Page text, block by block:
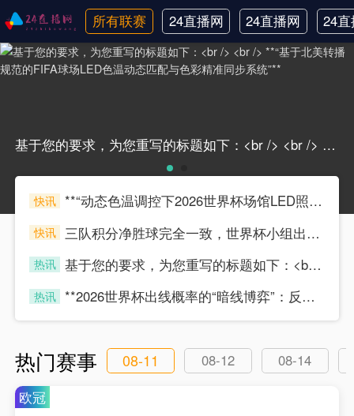
所有联赛
24直播网
英超
24直播网
NBA
24
中
基于您的要求，为您重写的标题如下：<br /> <br /> **“基于北美转播规范的FIFA球场LED色温动态匹配与色彩精准同步系统”**基于您的要求，为您重写的标题如下：<br /> <br /> **“基于北美转播规范的FIFA球场LED色温动态匹配与色彩精准同步系统”**
快讯
**“动态色温调控下2026世界杯场馆LED照明对转播色彩还原精度的技术影响研究”**
快讯
三队积分净胜球完全一致，世界杯小组出线权如何精确计算？
热讯
基于您的要求，为您重写的标题如下：<br /> <br /> **“基于北美转播规范的FIFA球场LED色温动态匹配与色彩精准同步系统”**
热讯
**2026世界杯出线概率的“暗线博弈”：反向推演与未曝光的变量**
热门赛事 08-11 08-12
08-14
欧冠